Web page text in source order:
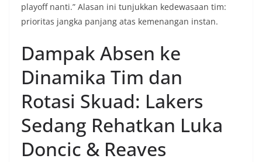
playoff nanti.” Alasan ini tunjukkan kedewasaan tim:
prioritas jangka panjang atas kemenangan instan.
Dampak Absen ke
Dinamika Tim dan
Rotasi Skuad: Lakers
Sedang Rehatkan Luka
Doncic & Reaves